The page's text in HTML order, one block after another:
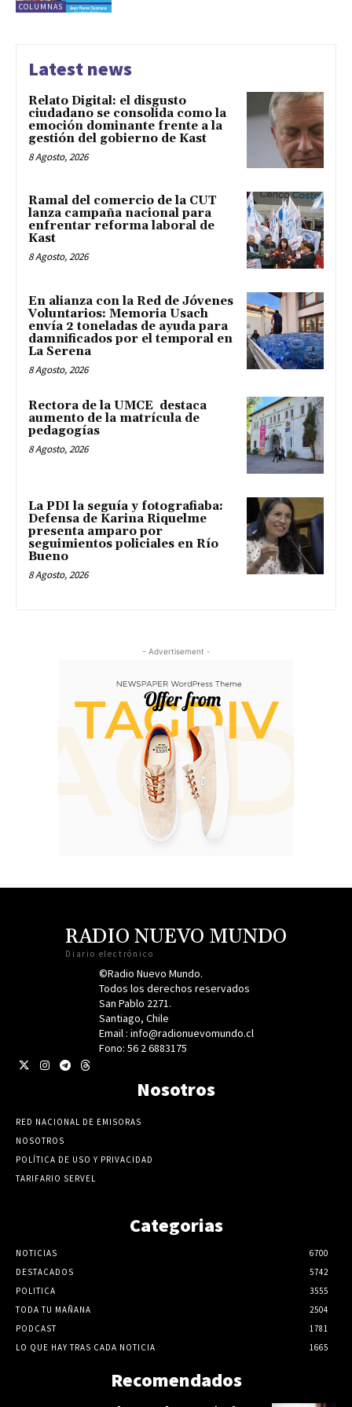
COLUMNAS
Latest news
Relato Digital: el disgusto
ciudadano se consolida como la
emoción dominante frente a la
gestión del gobierno de Kast
8 Agosto, 2026
Ramal del comercio de la CUT
lanza campaña nacional para
enfrentar reforma laboral de
Kast
8 Agosto, 2026
En alianza con la Red de Jóvenes
Voluntarios: Memoria Usach
envía 2 toneladas de ayuda para
damnificados por el temporal en
La Serena
8 Agosto, 2026
Rectora de la UMCE destaca
aumento de la matrícula de
pedagogías
8 Agosto, 2026
La PDI la seguía y fotografiaba:
Defensa de Karina Riquelme
presenta amparo por
seguimientos policiales en Río
Bueno
8 Agosto, 2026
- Advertisement -
RADIO NUEVO MUNDO
Diario electrónico
©Radio Nuevo Mundo.
Todos los derechos reservados
San Pablo 2271.
Santiago, Chile
Email : info@radionuevomundo.cl
Fono: 56 2 6883175
Nosotros
RED NACIONAL DE EMISORAS
NOSOTROS
POLÍTICA DE USO Y PRIVACIDAD
TARIFARIO SERVEL
Categorias
NOTICIAS
6700
DESTACADOS
5742
POLITICA
3555
TODA TU MAÑANA
2504
PODCAST
1781
LO QUE HAY TRAS CADA NOTICIA
1665
Recomendados